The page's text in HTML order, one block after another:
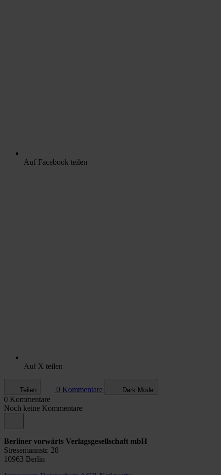
Auf Facebook teilen
Auf X teilen
Teilen 0 Kommentare Dark Mode
0 Kommentare
Noch keine Kommentare
Berliner vorwärts Verlagsgesellschaft mbH
Stresemannstr. 28
10963 Berlin